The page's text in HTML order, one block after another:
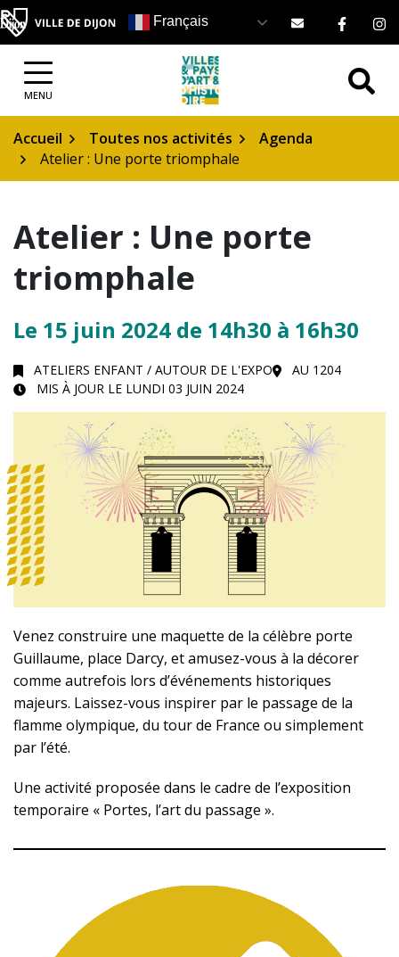
Gestion des traceurs
Aller
au
Français Lien
MENU
Accueil Toutes nos activités
Agenda
Atelier : Une porte triomphale
Atelier : Une porte
triomphale
Le 15 juin 2024 de 14h30 à 16h30
ATELIERS ENFANT / AUTOUR DE L'EXPO
AU 1204
MIS À JOUR LE LUNDI 03 JUIN 2024
Venez construire une maquette de la célèbre porte
Guillaume, place Darcy, et amusez-vous à la décorer
comme autrefois lors d’événements historiques
majeurs. Laissez-vous inspirer par le passage de la
flamme olympique, du tour de France ou simplement
par l’été.
Une activité proposée dans le cadre de l’exposition
temporaire « Portes, l’art du passage ».